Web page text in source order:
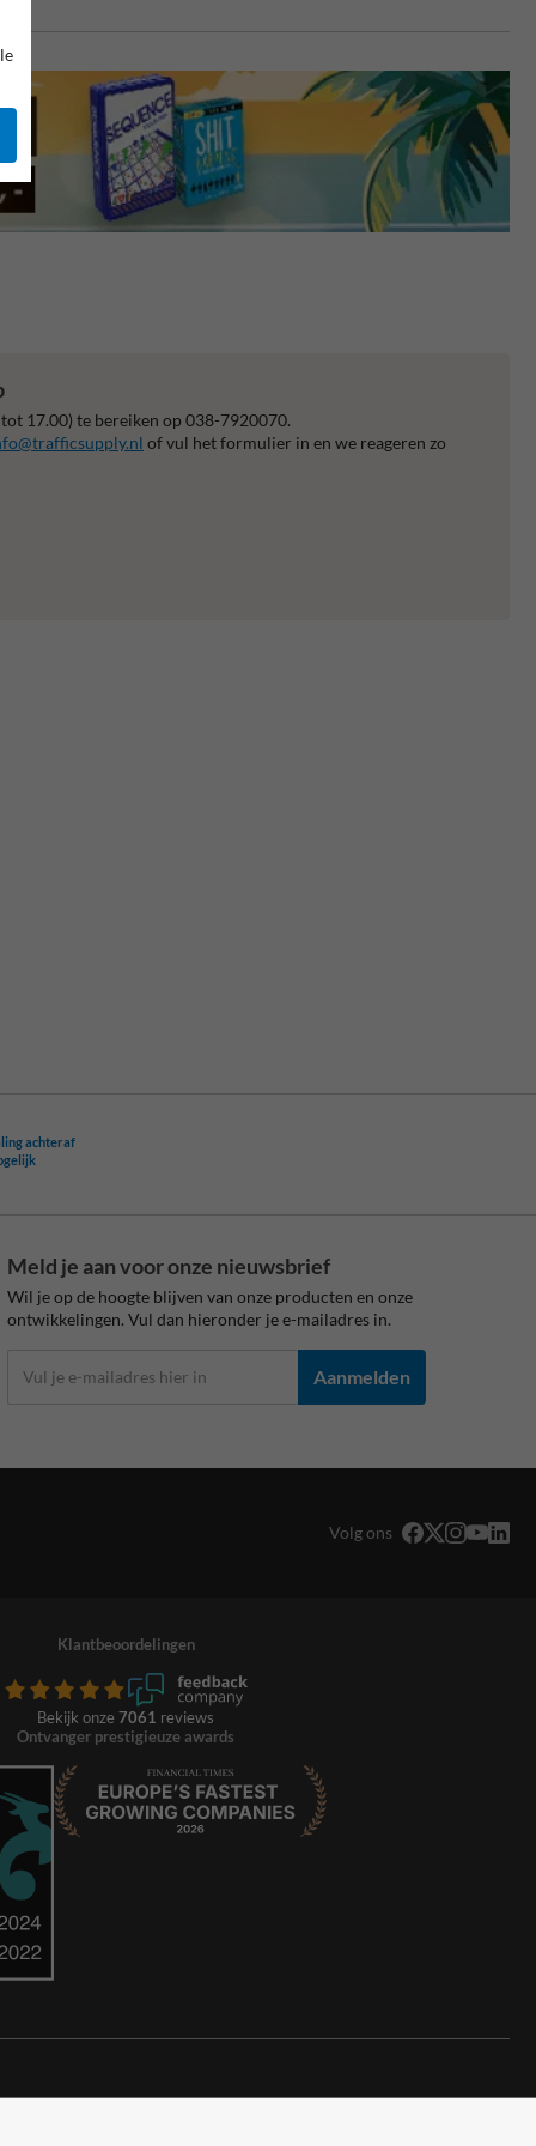
17.00) te bereiken op 038-7920070.
of vul het formulier in en we reageren zo
achteraf
Meld je aan voor onze nieuwsbrief
Wil je op de hoogte blijven van onze producten en onze
ontwikkelingen. Vul dan hieronder je e-mailadres in.
Aanmelden
Volg ons
Klantbeoordelingen
Bekijk onze 7061 reviews
Ontvanger prestigieuze awards